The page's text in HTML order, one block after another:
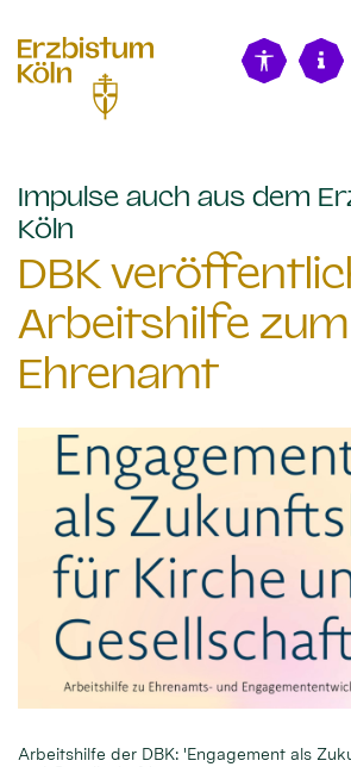
Impulse auch aus dem
Köln
DBK
Arbeitshilfe zum
Ehrenamt
Arbeitshilfe der DBK: 'Engagement als